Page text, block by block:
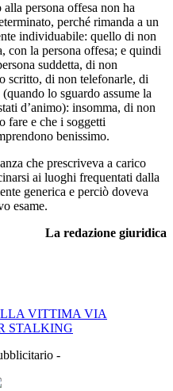
persona offesa non ha
perché rimanda a un
individuabile: quello di non
con la persona offesa; e quindi
suddetta, di non
scritto, di non telefonarle, di
lo sguardo assume la
d’animo): insomma, di non
fare e che i soggetti
benissimo.
che prescriveva a carico
ai luoghi frequentati dalla
generica e perciò doveva
esame.
La redazione giuridica
VITTIMA VIA
STALKING
-